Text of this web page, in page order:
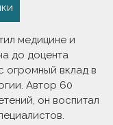
медицине и
до доцента
огромный вклад в
Автор 60
он воспитал